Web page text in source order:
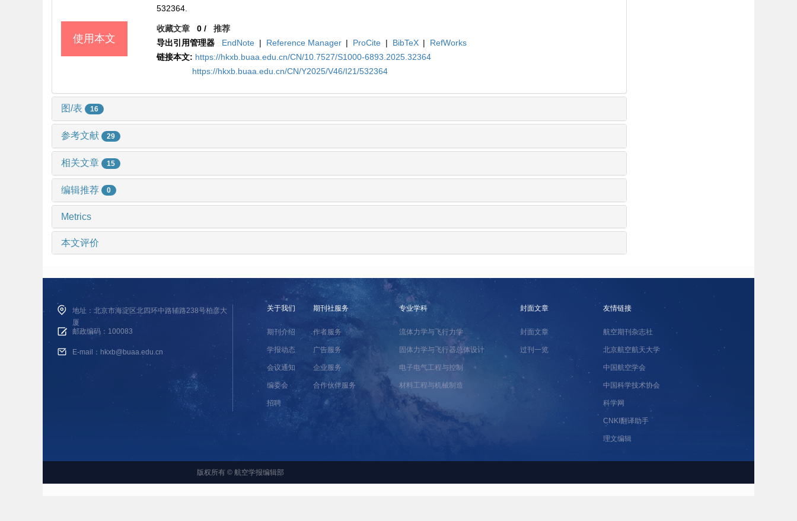
532364.
使用本文
收藏文章 0 /推荐
导出引用管理器
EndNote | Reference Manager | ProCite | BibTeX |
RefWorks
链接本文: https://hkxb.buaa.edu.cn/CN/10.7527/S1000-6893.2025.32364
https://hkxb.buaa.edu.cn/CN/Y2025/V46/I21/532364
图/表 16
参考文献 29
相关文章 15
编辑推荐 0
Metrics
本文评价
地址：北京市海淀区北四环中路辅路238号柏彦大
厦
邮政编码：100083
E-mail：hkxb@buaa.edu.cn
关于我们
期刊介绍
学报动态
会议通知
编委会
招聘
期刊社服务
作者服务
广告服务
企业服务
合作伙伴服务
专业学科
流体力学与飞行力学
固体力学与飞行器总体设计
电子电气工程与控制
材料工程与机械制造
封面文章
封面文章
过刊一览
友情链接
航空期刊杂志社
北京航空航天大学
中国航空学会
中国科学技术协会
科学网
CNKI翻译助手
理文编辑
版权所有 © 航空学报编辑部